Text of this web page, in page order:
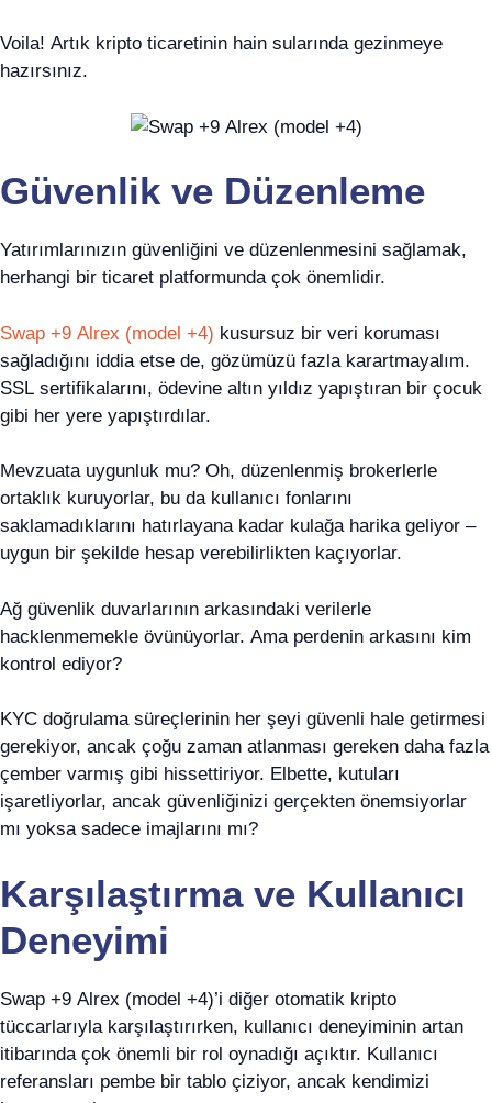
Voila! Artık kripto ticaretinin hain sularında gezinmeye
hazırsınız.
Güvenlik ve Düzenleme
Yatırımlarınızın güvenliğini ve düzenlenmesini sağlamak,
herhangi bir ticaret platformunda çok önemlidir.
Swap +9 Alrex (model +4) kusursuz bir veri koruması
sağladığını iddia etse de, gözümüzü fazla karartmayalım.
SSL sertifikalarını, ödevine altın yıldız yapıştıran bir çocuk
gibi her yere yapıştırdılar.
Mevzuata uygunluk mu? Oh, düzenlenmiş brokerlerle
ortaklık kuruyorlar, bu da kullanıcı fonlarını
saklamadıklarını hatırlayana kadar kulağa harika geliyor –
uygun bir şekilde hesap verebilirlikten kaçıyorlar.
Ağ güvenlik duvarlarının arkasındaki verilerle
hacklenmemekle övünüyorlar. Ama perdenin arkasını kim
kontrol ediyor?
KYC doğrulama süreçlerinin her şeyi güvenli hale getirmesi
gerekiyor, ancak çoğu zaman atlanması gereken daha fazla
çember varmış gibi hissettiriyor. Elbette, kutuları
işaretliyorlar, ancak güvenliğinizi gerçekten önemsiyorlar
mı yoksa sadece imajlarını mı?
Karşılaştırma ve Kullanıcı
Deneyimi
Swap +9 Alrex (model +4)’i diğer otomatik kripto
tüccarlarıyla karşılaştırırken, kullanıcı deneyiminin artan
itibarında çok önemli bir rol oynadığı açıktır. Kullanıcı
referansları pembe bir tablo çiziyor, ancak kendimizi